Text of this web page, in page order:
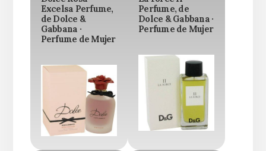
Excelsa Perfume,
de Dolce &
Gabbana ·
Perfume de Mujer
Perfume, de
Dolce & Gabbana ·
Perfume de Mujer